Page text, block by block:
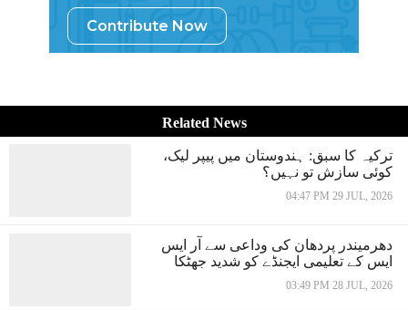
Contribute Now
Related News
ترکیہ کا سبق: ہندوستان میں پیپر لیک،
کوئی سازش تو نہیں؟
04:47 PM 29 JUL, 2026
دھرمیندر پردھان کی وداعی سے آر ایس
ایس کے تعلیمی ایجنڈے کو شدید جھٹکا
03:49 PM 28 JUL, 2026